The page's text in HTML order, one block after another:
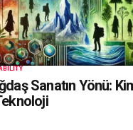
Sanatın Yönü: